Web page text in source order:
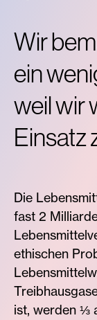
Wir
ein
weil wir
Einsatz
Die
fast 2
ethischen
ist, werden ⅓